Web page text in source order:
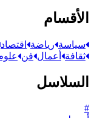
الأقسام
سياسة رياضة اقتصاد
ثقافة أعمال فن
السلاسل
#